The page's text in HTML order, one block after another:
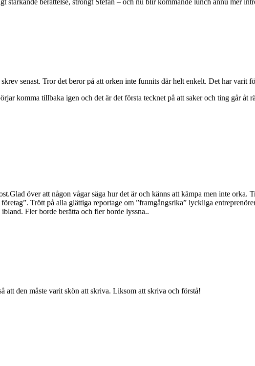
stärkande berättelse, strongt Stefan – och nu blir kommande lunch ännu mer
senast. Tror det beror på att orken inte funnits där helt enkelt. Det har varit
komma tillbaka igen och det är det första tecknet på att saker och ting går åt
över att någon vågar säga hur det är och känns att kämpa men inte orka.
Trött på alla glättiga reportage om ”framgångsrika” lyckliga
Fler borde berätta och fler borde lyssna..
att den måste varit skön att skriva. Liksom att skriva och förstå!